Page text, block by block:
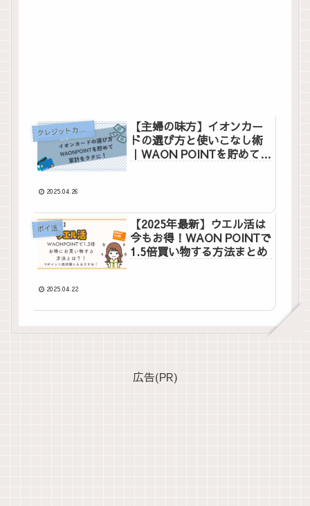
ク
レジットカード
【主婦の味方】イオンカー
ドの選び方と使いこなし術
｜WAON POINTを貯めて家
2025.04.26
ポイ活
【2025年最新】ウエル活は
今もお得！WAON POINTで
1.5倍買い物する方法まとめ
2025.04.22
広告(PR)